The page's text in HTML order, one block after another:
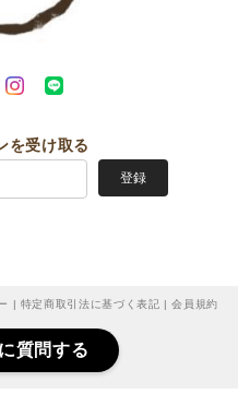
を受け取る
登録
| 特定商取引法に基づく表記 |会員規約
質問する